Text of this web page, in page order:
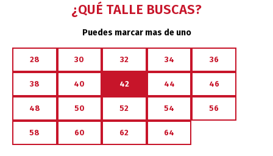
¿QUÉ TALLE BUSCAS?
Puedes marcar mas de uno
28 30 32 34 36
38 40 42 44 46
48 50 52 54 56
58 60 62 64